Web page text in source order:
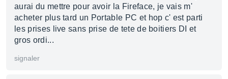
aurai du mettre pour avoir la Fireface, je vais m'
acheter plus tard un Portable PC et hop c' est parti
les prises live sans prise de tete de boitiers DI et
gros ordi...
signaler